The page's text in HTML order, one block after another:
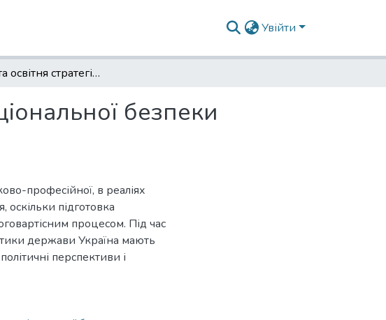
Увійти
Освіта та освітня стратегія як складові національної безпеки України
безпеки
професійної, в реаліях
підготовка
процесом. Під час
держави Україна мають
перспективи і